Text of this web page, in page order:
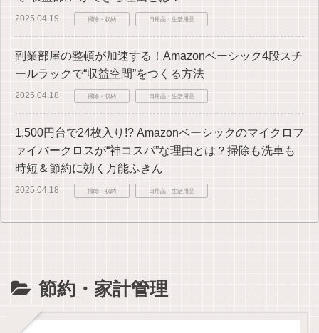
2025.04.19 掃除・収納 日用品・生活用品
副業部屋の整頓が加速する！Amazonベーシック4段スチ
ールラックで“収益空間”をつくる方法
2025.04.18 掃除・収納 日用品・生活用品
1,500円台で24枚入り!? Amazonベーシックのマイクロフ
ァイバークロスが“神コスパ”な理由とは？掃除も洗車も
時短＆節約に効く万能ふきん
2025.04.18 掃除・収納 日用品・生活用品
節約・家計管理